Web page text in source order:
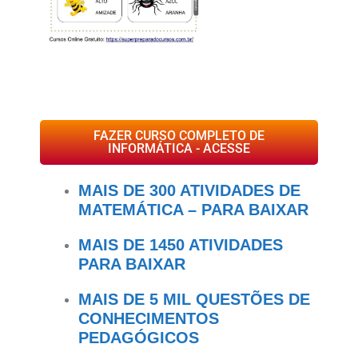
FAZER CURSO COMPLETO DE
INFORMÁTICA - ACESSE
MAIS DE 300 ATIVIDADES DE
MATEMÁTICA – PARA BAIXAR
MAIS DE 1450 ATIVIDADES
PARA BAIXAR
MAIS DE 5 MIL QUESTÕES DE
CONHECIMENTOS
PEDAGÓGICOS